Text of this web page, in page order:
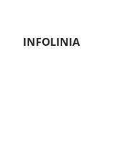
INFOLINIA